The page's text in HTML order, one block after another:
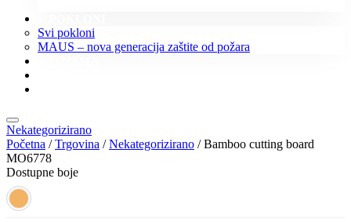
Svi pokloni
MAUS – nova generacija zaštite od požara
Nekategorizirano
Početna /Trgovina /Nekategorizirano / Bamboo cutting board
MO6778
Dostupne boje